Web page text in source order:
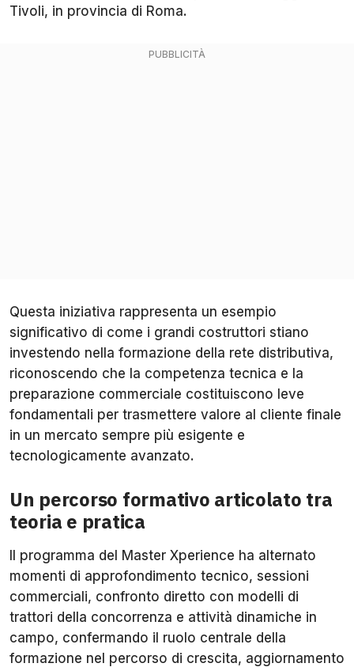
Tivoli, in provincia di Roma.
Questa iniziativa rappresenta un esempio
significativo di come i grandi costruttori stiano
investendo nella formazione della rete distributiva,
riconoscendo che la competenza tecnica e la
preparazione commerciale costituiscono leve
fondamentali per trasmettere valore al cliente finale
in un mercato sempre più esigente e
tecnologicamente avanzato.
Un percorso formativo articolato tra
teoria e pratica
Il programma del Master Xperience ha alternato
momenti di approfondimento tecnico, sessioni
commerciali, confronto diretto con modelli di
trattori della concorrenza e attività dinamiche in
campo, confermando il ruolo centrale della
formazione nel percorso di crescita, aggiornamento